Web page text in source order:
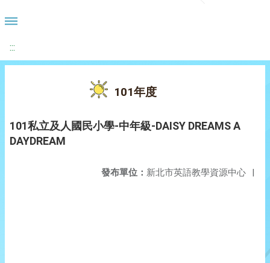
:::
101年度
101私立及人國民小學-中年級-DAISY DREAMS A
DAYDREAM
發布單位： 新北市英語教學資源中心 |